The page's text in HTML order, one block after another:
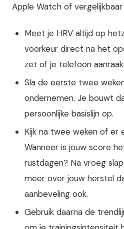
Apple Watch of
Meet je HRV altijd op
voorkeur direct na het
zet of je telefoon
Sla de eerste twee
ondernemen. Je bouwt
persoonlijke basislijn op.
Kijk na twee weken of er
Wanneer is jouw score
rustdagen? Na vroeg
meer over jouw herstel
aanbeveling ook.
Gebruik daarna de